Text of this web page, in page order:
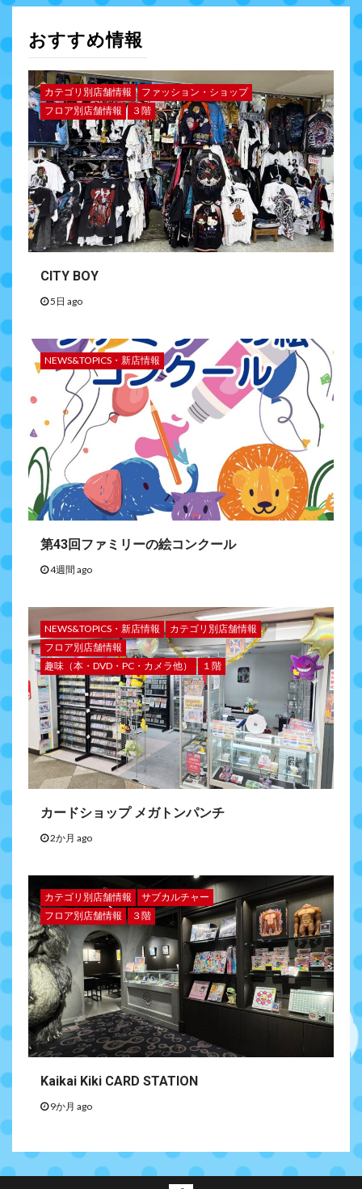
おすすめ情報
カテゴリ別店舗情報
ファッション・ショップ
フロア別店舗情報
３階
CITY BOY
5日 ago
NEWS&TOPICS・新店情報
第43回ファミリーの絵コンクール
4週間 ago
NEWS&TOPICS・新店情報
カテゴリ別店舗情報
フロア別店舗情報
趣味（本・DVD・PC・カメラ他）
１階
カードショップ メガトンパンチ
2か月 ago
カテゴリ別店舗情報
サブカルチャー
フロア別店舗情報
３階
Kaikai Kiki CARD STATION
9か月 ago